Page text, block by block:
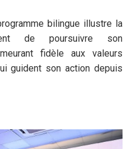
bilingue illustre la
de poursuivre son
fidèle aux valeurs
guident son action depuis